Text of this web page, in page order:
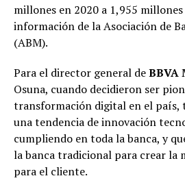
millones en 2020 a 1,955
información de la Asociación de
(ABM).
Para el director general deBBVA
Osuna, cuando decidieron ser
transformación digital en el país,
una tendencia de innovación
cumpliendo en toda la banca, y
la banca tradicional para crear la
para el cliente.